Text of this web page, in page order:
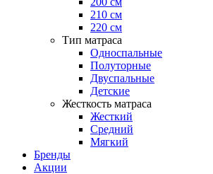
210 см
220 см
Тип матраса
Односпальные
Полуторные
Двуспальные
Детские
Жесткость матраса
Жесткий
Средний
Мягкий
Бренды
Акции